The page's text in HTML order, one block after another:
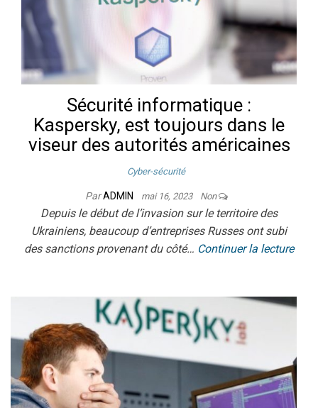
Sécurité informatique :
Kaspersky, est toujours dans le
viseur des autorités américaines
Cyber-sécurité
ParADMIN mai 16, 2023 Non
Depuis le début de l’invasion sur le territoire des
Ukrainiens, beaucoup d’entreprises Russes ont subi
des sanctions provenant du côté… Continuer la lecture